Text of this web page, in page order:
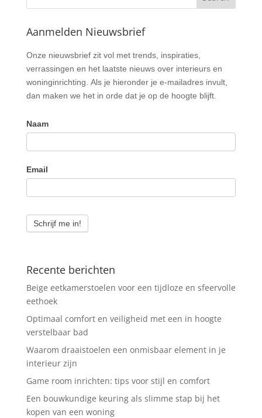
Aanmelden Nieuwsbrief
Onze nieuwsbrief zit vol met trends, inspiraties,
verrassingen en het laatste nieuws over interieurs en
woninginrichting. Als je hieronder je e-mailadres invult,
dan maken we het in orde dat je op de hoogte blijft.
Naam
Email
Schrijf me in!
Recente berichten
Beige eetkamerstoelen voor een tijdloze en sfeervolle
eethoek
Optimaal comfort en veiligheid met een in hoogte
verstelbaar bad
Waarom draaistoelen een onmisbaar element in je
interieur zijn
Game room inrichten: tips voor stijl en comfort
Een bouwkundige keuring als slimme stap bij het
kopen van een woning